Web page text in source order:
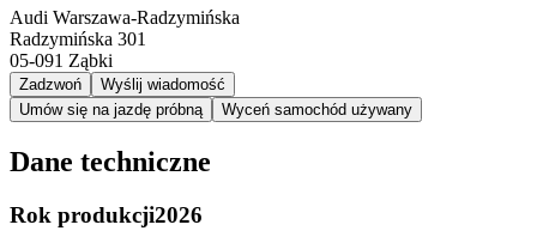
Audi Warszawa-Radzymińska
Radzymińska 301
05-091 Ząbki
Zadzwoń
Wyślij wiadomość
Umów się na jazdę próbną
Wyceń samochód używany
Dane techniczne
Rok produkcji2026